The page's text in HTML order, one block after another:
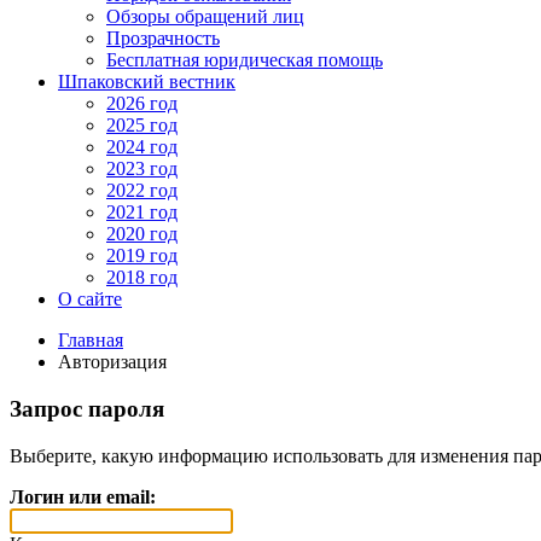
Обзоры обращений лиц
Прозрачность
Бесплатная юридическая помощь
Шпаковский вестник
2026 год
2025 год
2024 год
2023 год
2022 год
2021 год
2020 год
2019 год
2018 год
О сайте
Главная
Авторизация
Запрос пароля
Выберите, какую информацию использовать для изменения
Логин или email: